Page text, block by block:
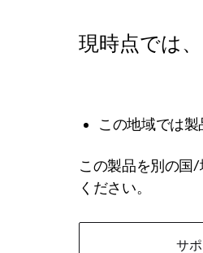
現時点では
この地域では製
この製品を別の国
ください。
サ